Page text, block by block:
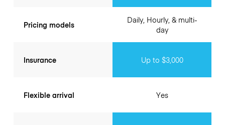
Pricing models
Insurance
Flexible arrival
Daily, Hourly, & multi-
day
Up to $3,000
Yes